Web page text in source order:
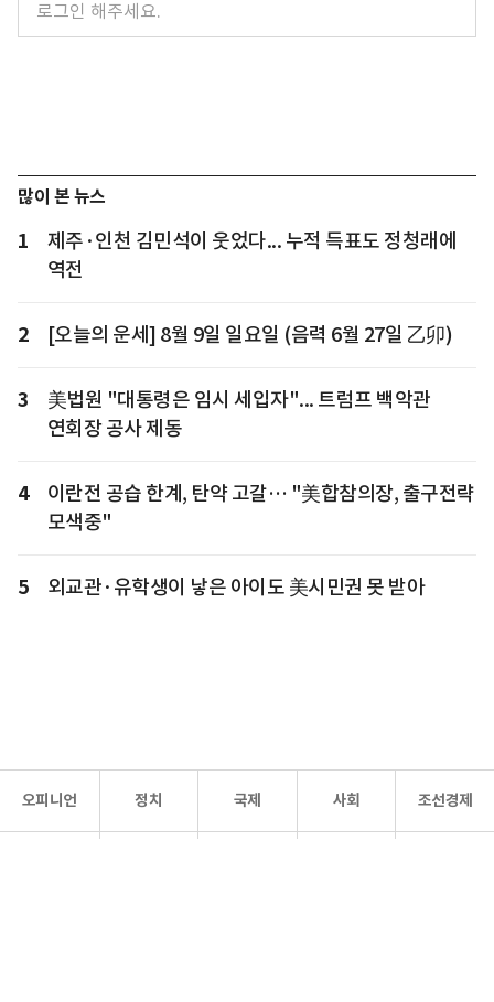
많이 본 뉴스
1
제주·인천 김민석이 웃었다... 누적 득표도 정청래에
역전
2 [오늘의 운세] 8월 9일 일요일 (음력 6월 27일 乙卯)
3
美법원 "대통령은 임시 세입자"... 트럼프 백악관
연회장 공사 제동
4
이란전 공습 한계, 탄약 고갈… "美합참의장, 출구전략
모색중"
5 외교관·유학생이 낳은 아이도 美시민권 못 받아
오피니언 정치 국제 사회 조선경제